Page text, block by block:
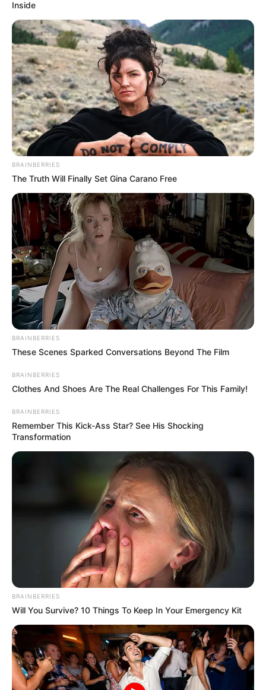
Пов’язаний запис
Inside
BRAINBERRIES
The Truth Will Finally Set Gina Carano Free
BRAINBERRIES
These Scenes Sparked Conversations Beyond The Film
BRAINBERRIES
Clothes And Shoes Are The Real Challenges For This Family!
BRAINBERRIES
Remember This Kick-Ass Star? See His Shocking
Transformation
BRAINBERRIES
Will You Survive? 10 Things To Keep In Your Emergency Kit